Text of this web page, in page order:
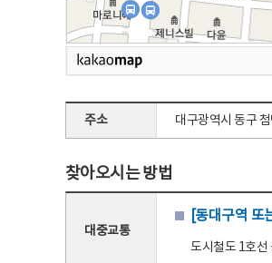
주소 대구광역시 동구
찾아오시는 방법
대중교통
[동대구역 또
도시철도 1호